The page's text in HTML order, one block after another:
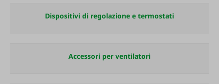
Dispositivi di regolazione e termostati
Accessori per ventilatori